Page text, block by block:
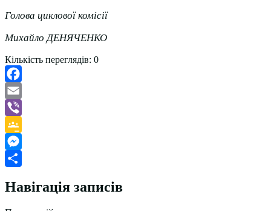
Голова циклової комісії
Михайло ДЕНЯЧЕНКО
Кількість переглядів: 0
Facebook
Email
Viber
Google
Classroom
Messenger
Навігація записів